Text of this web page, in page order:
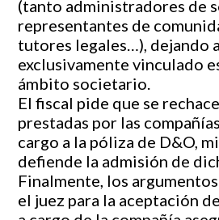
(tanto administradores de
representantes de
tutores legales…), dejando
exclusivamente vinculado
ámbito societario.
El fiscal pide que se
prestadas por las
cargo a la póliza de D&O,
defiende la admisión de
Finalmente, los
el juez para la aceptación